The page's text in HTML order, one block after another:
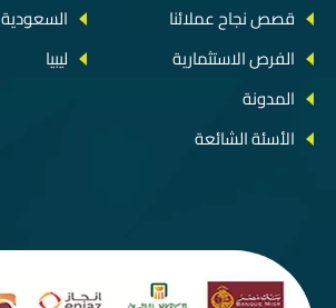
قصص نجاح عملائنا
الفرص الاستثمارية
المدونة
الأسئة الشائعة
السعودية
ليبيا